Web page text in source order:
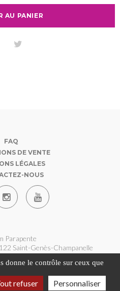
AU PANIER
FAQ
DE VENTE
LÉGALES
NOUS
Parapente
Saint-Genès-Champanelle
parapente.fr
donne le contrôle sur ceux que
refuser Personnaliser